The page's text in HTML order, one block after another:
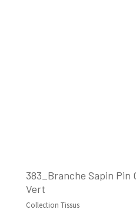
383_Branche Sapin Pin
Vert
Collection Tissus